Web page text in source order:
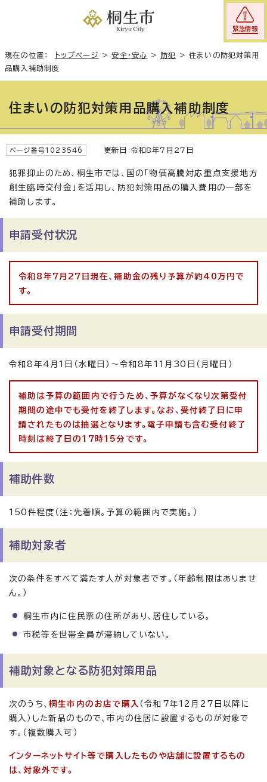
緊急情報
現在の位置： トップページ >安全・安心 > 防犯 >住まいの防犯対策用
品購入補助制度
住まいの防犯対策用品購入補助制度
ページ番号1023546 更新日 令和8年7月27日
犯罪抑止のため、桐生市では、国の「物価高騰対応重点支援地方
創生臨時交付金」を活用し、防犯対策用品の購入費用の一部を
補助します。
申請受付状況
令和8年7月27日現在、補助金の残り予算が約40万円で
す。
申請受付期間
令和8年4月1日（水曜日）〜令和8年11月30日（月曜日）
補助は予算の範囲内で行うため、予算がなくなり次第受付
期間の途中でも受付を終了します。なお、受付終了日に申
請されたものは抽選となります。電子申請も含む受付終了
時刻は終了日の17時15分です。
補助件数
150件程度（注：先着順。予算の範囲内で実施。）
補助対象者
次の条件をすべて満たす人が対象者です。（年齢制限はありませ
ん。）
桐生市内に住民票の住所があり、居住している。
市税等を世帯全員が滞納していない。
補助対象となる防犯対策用品
次のうち、 桐生市内のお店で購入 （令和7年12月27日以降に
購入）した新品のもので、市内の住居に設置するものが対象で
す。（複数購入可）
インターネットサイト等で購入したものや店舗に設置するもの
は、対象外です。